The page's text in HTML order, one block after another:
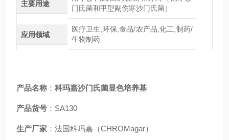
主要用途
门氏菌和甲型副伤寒沙门氏菌）
应用领域
医疗卫生,环保,食品/农产品,化工,制药/
生物制药
产品名称 ： 科玛嘉沙门氏菌显色培养基
产品货号 ：SA130
生产厂家 ：法国科玛嘉 （CHROMagar）